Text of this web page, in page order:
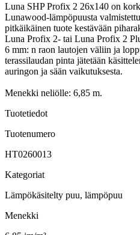
Luna SHP Profix 2 26x140 on
Lunawood-lämpöpuusta
pitkäikäinen tuote kestävään
Luna Profix 2- tai Luna Profix 2
6 mm: n raon lautojen väliin ja
terassilaudan pinta jätetään
auringon ja sään vaikutuksesta.
Menekki neliölle: 6,85 m.
Tuotetiedot
Tuotenumero
HT0260013
Kategoriat
Lämpökäsitelty puu, lämpöpuu
Menekki